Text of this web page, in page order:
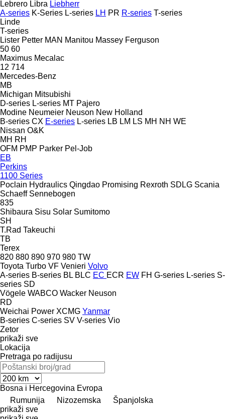
Lebrero Libra Liebherr
A-series K-Series L-series LH PR R-series T-series
Linde
T-series
Lister Petter MAN Manitou Massey Ferguson
50 60
Maximus Mecalac
12 714
Mercedes-Benz
MB
Michigan Mitsubishi
D-series L-series MT Pajero
Modine Neumeier Neuson New Holland
B-series CX E-series L-series LB LM LS MH NH WE
Nissan O&K
MH RH
OFM PMP Parker Pel-Job
EB
Perkins
1100 Series
Poclain Hydraulics Qingdao Promising Rexroth SDLG Scania
Schaeff Sennebogen
835
Shibaura Sisu Solar Sumitomo
SH
T.Rad Takeuchi
TB
Terex
820 880 890 970 980 TW
Toyota Turbo VF Venieri Volvo
A-series B-series BL BLC EC ECR EW FH G-series L-series S-
series SD
Vögele WABCO Wacker Neuson
RD
Weichai Power XCMG Yanmar
B-series C-series SV V-series Vio
Zetor
prikaži sve
Lokacija
Pretraga po radijusu
Bosna i Hercegovina Evropa
Rumunija
Nizozemska
Španjolska
prikaži sve